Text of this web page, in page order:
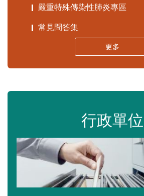
嚴重特殊傳染性肺炎專區
常見問答集
更多
行政單位